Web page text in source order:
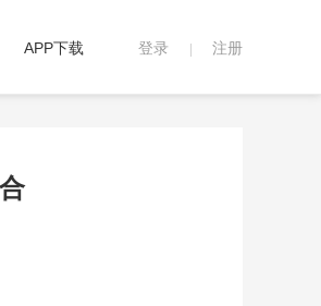
登录 注册
APP下载